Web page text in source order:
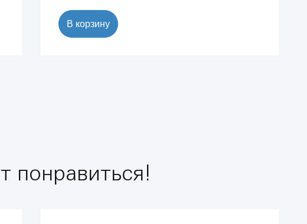
В корзину
понравиться!